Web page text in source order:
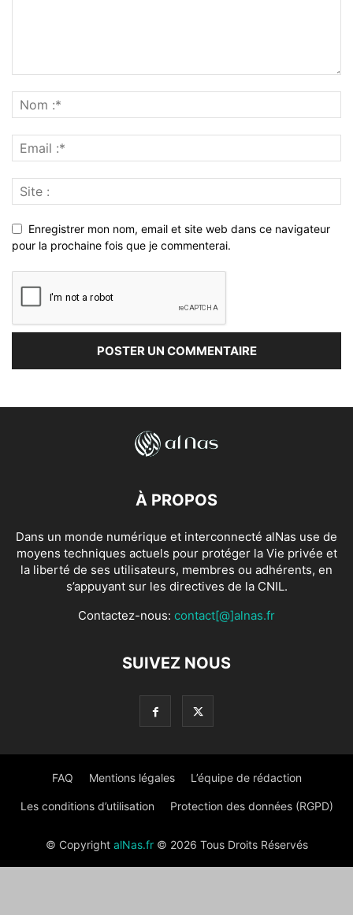
Enregistrer mon nom, email et site web dans ce navigateur
pour la prochaine fois que je commenterai.
À PROPOS
Dans un monde numérique et interconnecté alNas use de
moyens techniques actuels pour protéger la Vie privée et
la liberté de ses utilisateurs, membres ou adhérents, en
s’appuyant sur les directives de la CNIL.
Contactez-nous: contact[@]alnas.fr
SUIVEZ NOUS
FAQ Mentions légales L’équipe de rédaction
Les conditions d’utilisation Protection des données (RGPD)
© Copyright alNas.fr© 2026 Tous Droits Réservés